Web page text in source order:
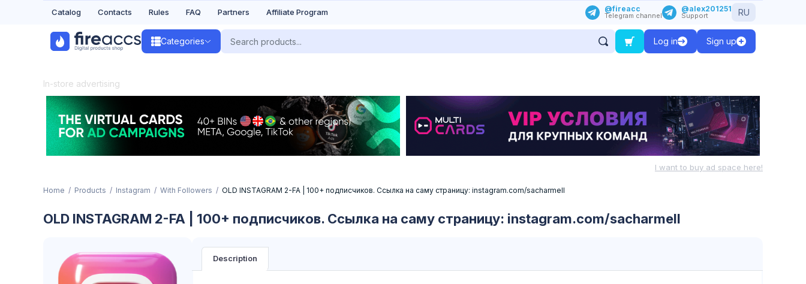
Catalog Contacts Rules FAQ Partners Affiliate Program @fireacc
Telegram channel
@alex201251
Support RU
Categories Log in Sign up
In-store advertising
I want to buy ad space here!
Home Products Instagram With Followers OLD INSTAGRAM 2-FA | 100+ подписчиков. Ссылка на саму страницу: instagram.com/sacharmell
OLD INSTAGRAM 2-FA | 100+ подписчиков. Ссылка на саму страницу: instagram.com/sacharmell
Description